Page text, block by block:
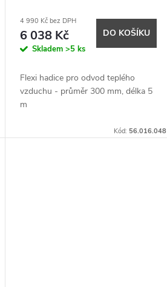
4 990 Kč bez DPH
6 038 Kč
Skladem>5 ks
DO KOŠÍKU
Flexi hadice pro odvod teplého
vzduchu - průměr 300 mm, délka 5
m
Kód: 56.016.048